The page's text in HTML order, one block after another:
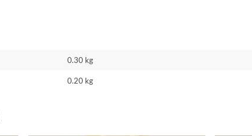
0.30 kg
0.20 kg